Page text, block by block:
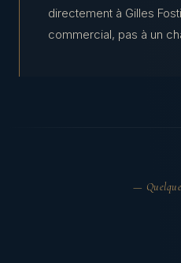
directement à Gilles
commercial, pas à un
—